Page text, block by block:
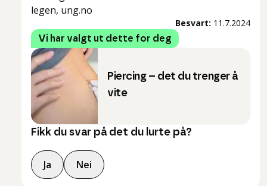
legen, ung.no
Besvart: 11.7.2024
Vi har valgt ut dette for deg
Piercing – det du trenger å
vite
Fikk du svar på det du lurte på?
Ja Nei